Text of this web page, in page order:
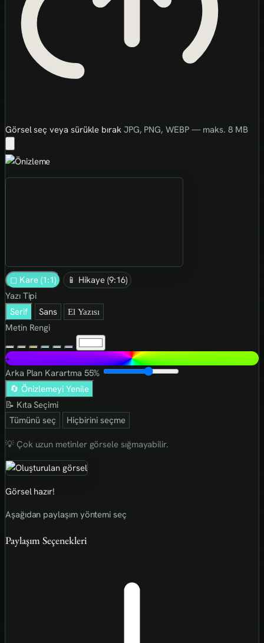
Görsel seç veya sürükle bırak JPG, PNG, WEBP — maks. 8 MB
◻ Kare (1:1)
📱 Hikaye (9:16)
Yazı Tipi
Serif
Sans El Yazısı
Metin Rengi
+
Arka Plan Karartma 55%
🔄 Önizlemeyi Yenile
📝 Kıta Seçimi
Tümünü seç
Hiçbirini seçme
💡 Çok uzun metinler görsele sığmayabilir.
Görsel hazır!
Aşağıdan paylaşım yöntemi seç
Paylaşım Seçenekleri